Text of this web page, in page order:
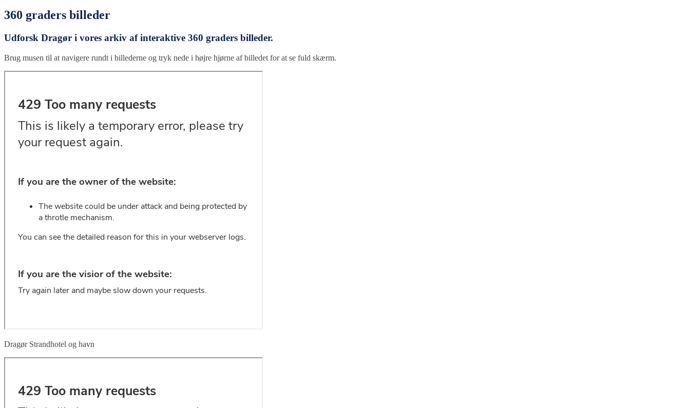
360 graders billeder
Udforsk Dragør i vores arkiv af interaktive 360 graders billeder.
Brug musen til at navigere rundt i billederne og tryk nede i højre hjørne af billedet for at se fuld skærm.
Dragør Strandhotel og havn